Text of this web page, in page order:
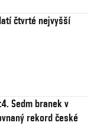
čtvrté nejvyšší
Sedm branek v
rekord české